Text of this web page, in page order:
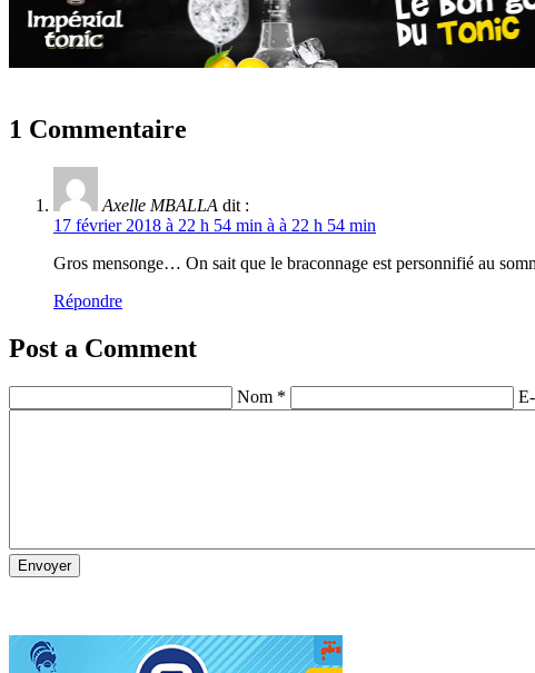
1 Commentaire
Axelle MBALLA dit :
17 février 2018 à 22 h 54 min à à 22 h 54 min
Gros mensonge… On sait que le braconnage est personnifié au
Répondre
Post a Comment
Nom *